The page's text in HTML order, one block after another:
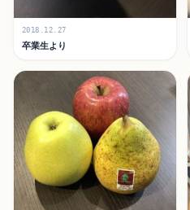
2018.12.27
卒業生より